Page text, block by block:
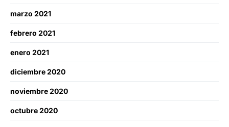
marzo 2021
febrero 2021
enero 2021
diciembre 2020
noviembre 2020
octubre 2020